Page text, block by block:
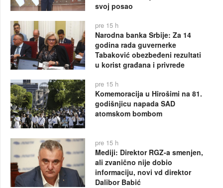
svoj posao
pre 15 h
Narodna banka Srbije: Za 14
godina rada guvernerke
Tabaković obezbeđeni rezultati
u korist građana i privrede
pre 15 h
Komemoracija u Hirošimi na 81.
godišnjicu napada SAD
atomskom bombom
pre 15 h
Mediji: Direktor RGZ-a smenjen,
ali zvanično nije dobio
informaciju, novi vd direktor
Dalibor Babić